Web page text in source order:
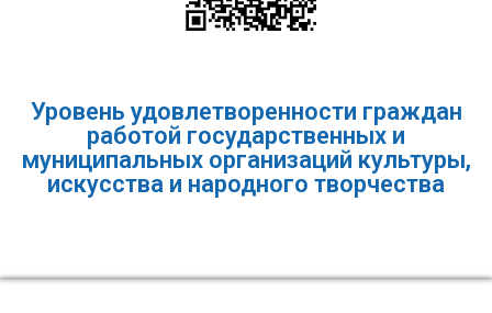
Уровень удовлетворенности граждан
работой государственных и
муниципальных организаций культуры,
искусства и народного творчества